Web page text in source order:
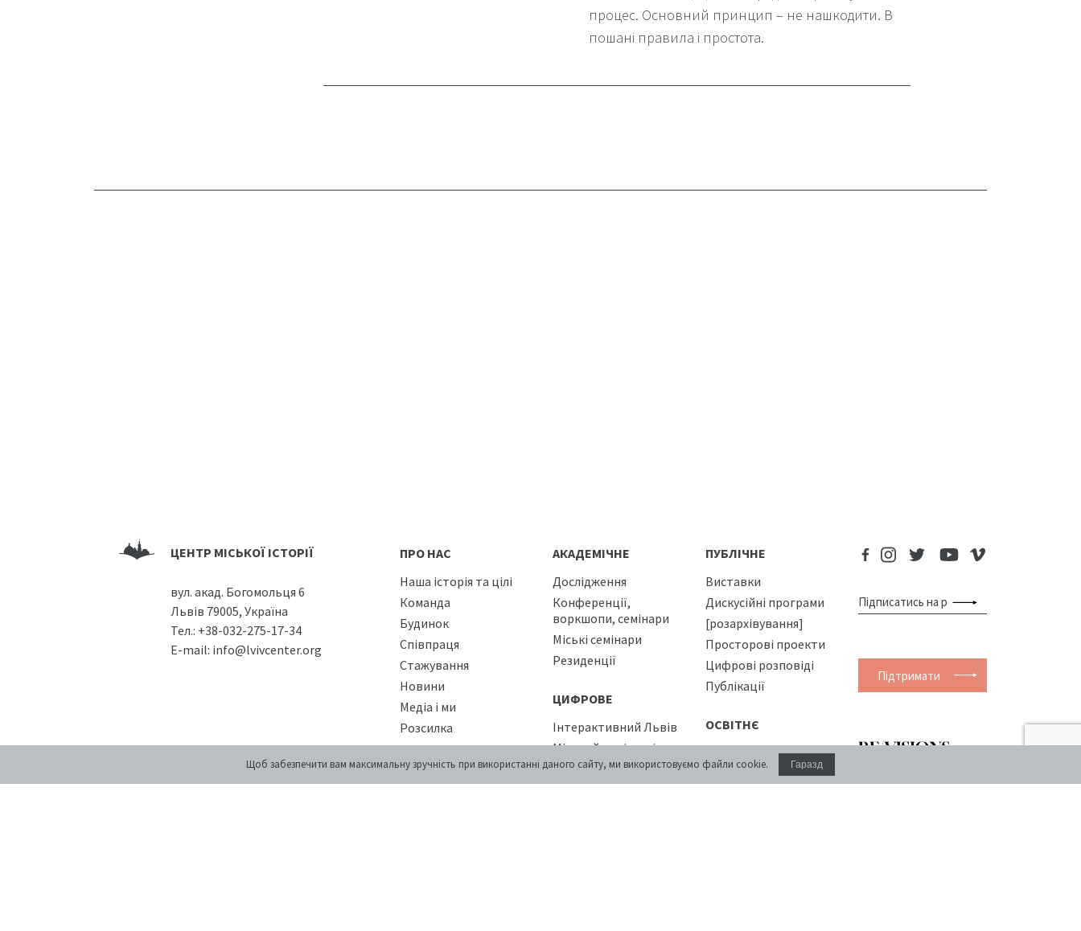
процес. Основний принцип – не нашкодити. В
пошані правила і простота.
ЦЕНТР МІСЬКОЇ ІСТОРІЇ
вул. акад. Богомольця 6
Львів 79005, Україна
Тел.: +38-032-275-17-34
E-mail: info@lvivcenter.org
ПРО НАС
Наша історія та цілі
Команда
Будинок
Співпраця
Стажування
Новини
Медіа і ми
Розсилка
ПОДІЇ
АКАДЕМІЧНЕ
Дослідження
Конференції,
воркшопи, семінари
Міські семінари
Резиденції
ЦИФРОВЕ
Інтерактивний Львів
Міський медіаархів
Вулиці Львова
ПУБЛІЧНЕ
Виставки
Дискусійні програми
[розархівування]
Просторові проекти
Цифрові розповіді
Публікації
ОСВІТНЄ
Освітня платформа
Літні школи
Підтримати
Щоб забезпечити вам максимальну зручність при використанні даного сайту, ми використовуємо файли cookie. Гаразд